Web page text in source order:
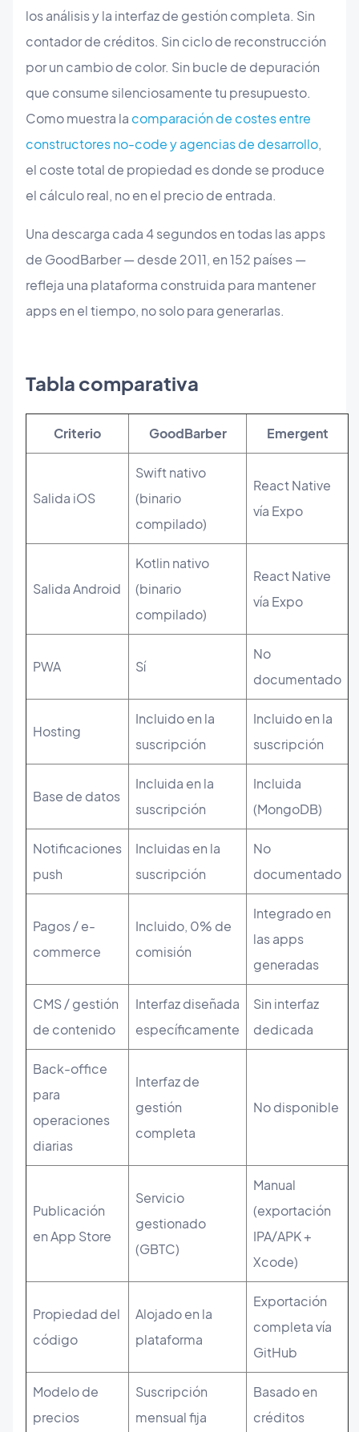
los análisis y la interfaz de gestión completa. Sin
contador de créditos. Sin ciclo de reconstrucción
por un cambio de color. Sin bucle de depuración
que consume silenciosamente tu presupuesto.
Como muestra la comparación de costes entre
constructores no-code y agencias de desarrollo,
el coste total de propiedad es donde se produce
el cálculo real, no en el precio de entrada.
Una descarga cada 4 segundos en todas las apps
de GoodBarber — desde 2011, en 152 países —
refleja una plataforma construida para mantener
apps en el tiempo, no solo para generarlas.
Tabla comparativa
Criterio GoodBarber Emergent
Salida iOS
Swift nativo
(binario
compilado)
React Native
vía Expo
Salida Android
Kotlin nativo
(binario
compilado)
React Native
vía Expo
PWA Sí
No
documentado
Hosting
Incluido en la
suscripción
Incluido en la
suscripción
Base de datos
Incluida en la
suscripción
Incluida
(MongoDB)
Notificaciones
push
Incluidas en la
suscripción
No
documentado
Pagos / e-
commerce
Incluido, 0% de
comisión
Integrado en
las apps
generadas
CMS / gestión
de contenido
Interfaz diseñada
específicamente
Sin interfaz
dedicada
Back-office
para
operaciones
diarias
Interfaz de
gestión
completa
No disponible
Publicación
en App Store
Servicio
gestionado
(GBTC)
Manual
(exportación
IPA/APK +
Xcode)
Propiedad del
código
Alojado en la
plataforma
Exportación
completa vía
GitHub
Modelo de
precios
Suscripción
mensual fija
Basado en
créditos